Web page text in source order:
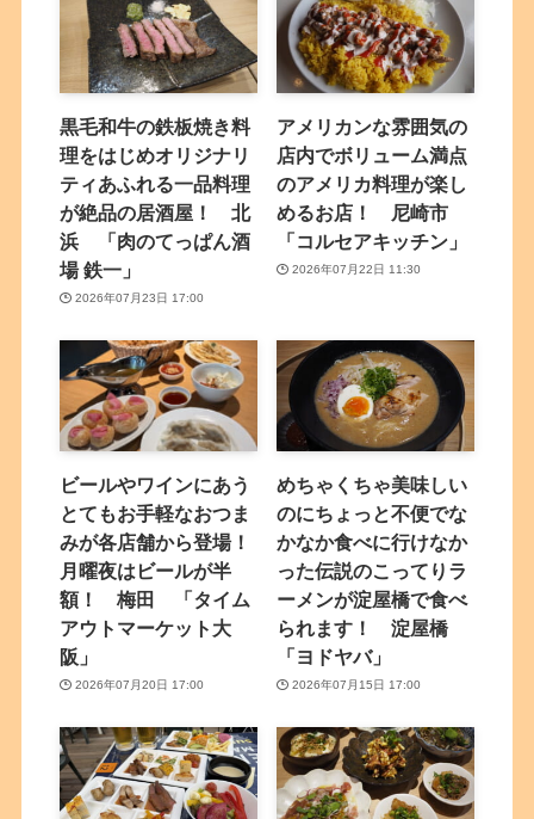
黒毛和牛の鉄板焼き料
理をはじめオリジナリ
ティあふれる一品料理
が絶品の居酒屋！ 北
浜 「肉のてっぱん酒
場 鉄一」
2026年07月23日 17:00
アメリカンな雰囲気の
店内でボリューム満点
のアメリカ料理が楽し
めるお店！ 尼崎市
「コルセアキッチン」
2026年07月22日 11:30
ビールやワインにあう
とてもお手軽なおつま
みが各店舗から登場！
月曜夜はビールが半
額！ 梅田 「タイム
アウトマーケット大
阪」
2026年07月20日 17:00
めちゃくちゃ美味しい
のにちょっと不便でな
かなか食べに行けなか
った伝説のこってりラ
ーメンが淀屋橋で食べ
られます！ 淀屋橋
「ヨドヤバ」
2026年07月15日 17:00